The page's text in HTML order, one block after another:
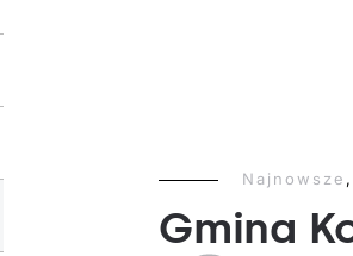
Najnowsze ,
Gmina